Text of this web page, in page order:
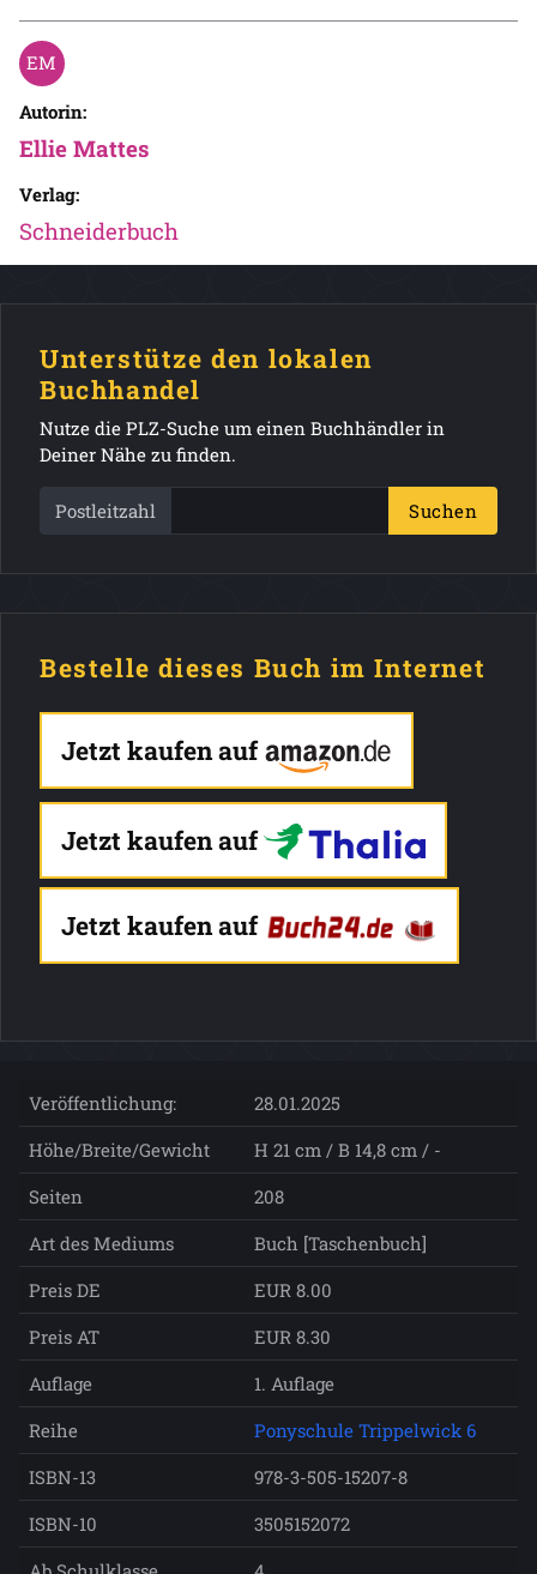
Autorin:
Ellie Mattes
Verlag:
Schneiderbuch
Unterstütze den lokalen
Buchhandel
Nutze die PLZ-Suche um einen Buchhändler in
Deiner Nähe zu finden.
Postleitzahl Suchen
Bestelle dieses Buch im Internet
Jetzt kaufen auf
Jetzt kaufen auf
Jetzt kaufen auf
Veröffentlichung:
28.01.2025
Höhe/Breite/Gewicht
H 21 cm / B 14,8 cm / -
Seiten
208
Art des Mediums
Buch [Taschenbuch]
Preis DE
EUR 8.00
Preis AT
EUR 8.30
Auflage
1. Auflage
Reihe
Ponyschule Trippelwick 6
ISBN-13
978-3-505-15207-8
ISBN-10
3505152072